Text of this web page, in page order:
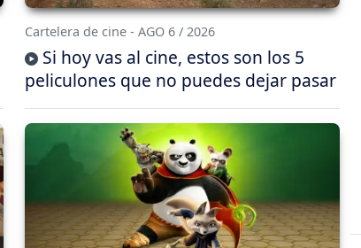
Cartelera de cine - AGO 6 / 2026
Si hoy vas al cine, estos son los 5
peliculones que no puedes dejar pasar